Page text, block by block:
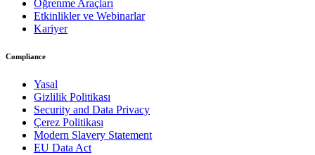
Öğrenme Araçları
Etkinlikler ve Webinarlar
Kariyer
Compliance
Yasal
Gizlilik Politikası
Security and Data Privacy
Çerez Politikası
Modern Slavery Statement
EU Data Act